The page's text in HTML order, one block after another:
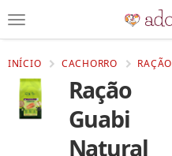
INÍCIO CACHORRO RAÇÃO
Ração
Guabi
Natural